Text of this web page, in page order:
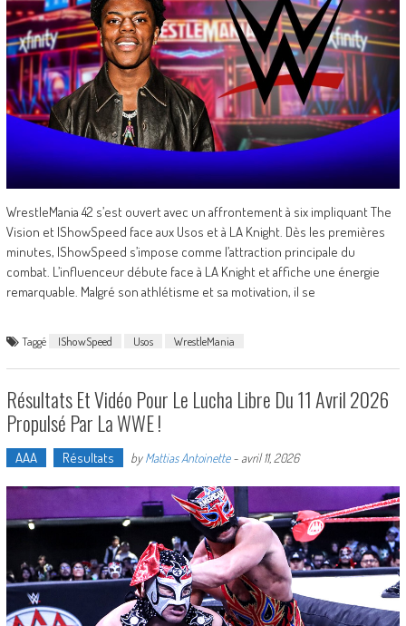
WrestleMania 42 s’est ouvert avec un affrontement à six impliquant The
Vision et IShowSpeed face aux Usos et à LA Knight. Dès les premières
minutes, IShowSpeed s’impose comme l’attraction principale du
combat. L’influenceur débute face à LA Knight et affiche une énergie
remarquable. Malgré son athlétisme et sa motivation, il se
Taggé IShowSpeed Usos WrestleMania
Résultats Et Vidéo Pour Le Lucha Libre Du 11 Avril 2026
Propulsé Par La WWE !
AAA Résultats byMattias Antoinette- avril 11, 2026